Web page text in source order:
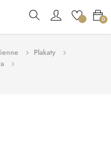
0
Plakaty